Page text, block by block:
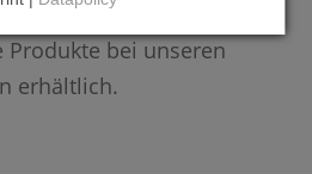
bei unseren
erhältlich.